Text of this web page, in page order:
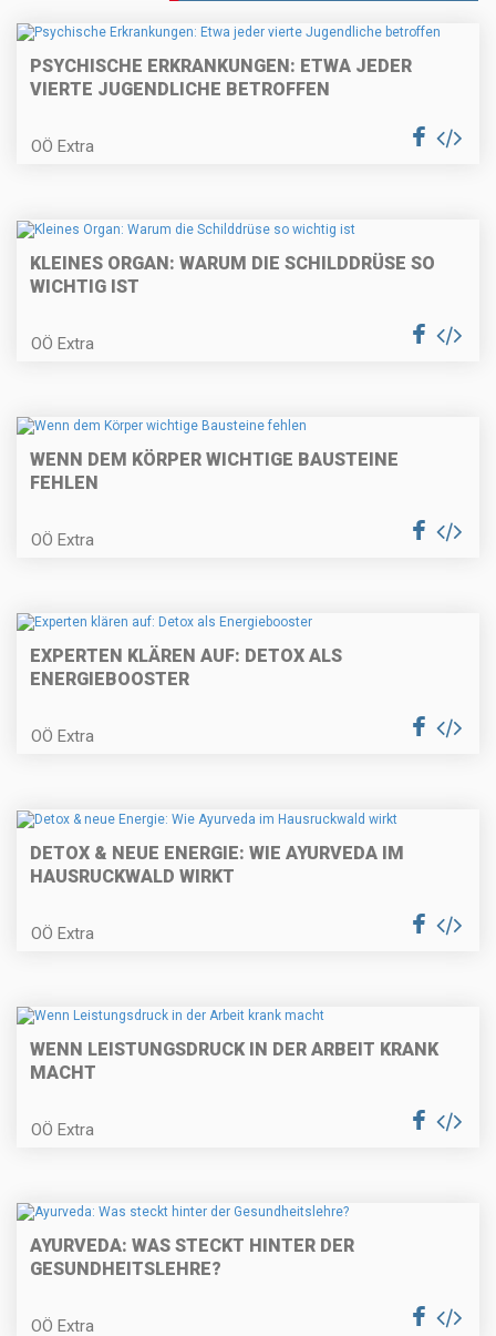
PSYCHISCHE ERKRANKUNGEN: ETWA JEDER
VIERTE JUGENDLICHE BETROFFEN
OÖ Extra
KLEINES ORGAN: WARUM DIE SCHILDDRÜSE SO
WICHTIG IST
OÖ Extra
WENN DEM KÖRPER WICHTIGE BAUSTEINE
FEHLEN
OÖ Extra
EXPERTEN KLÄREN AUF: DETOX ALS
ENERGIEBOOSTER
OÖ Extra
DETOX & NEUE ENERGIE: WIE AYURVEDA IM
HAUSRUCKWALD WIRKT
OÖ Extra
WENN LEISTUNGSDRUCK IN DER ARBEIT KRANK
MACHT
OÖ Extra
AYURVEDA: WAS STECKT HINTER DER
GESUNDHEITSLEHRE?
OÖ Extra